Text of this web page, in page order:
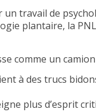
un travail de
plantaire, la
comme un
à des trucs
plus d’esprit